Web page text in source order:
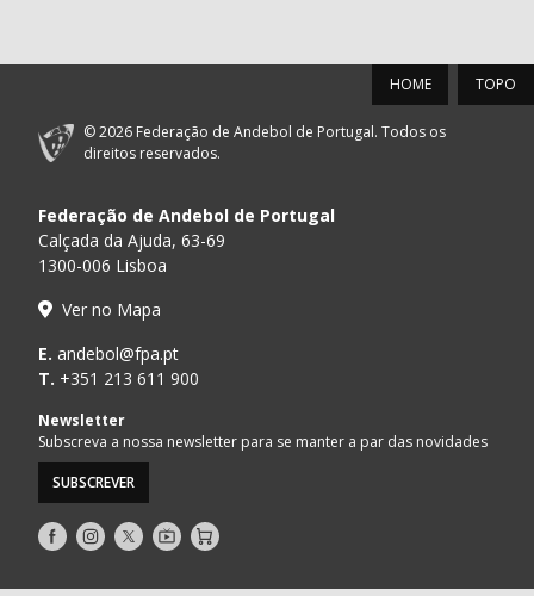
TOPO
HOME
© 2026 Federação de Andebol de Portugal. Todos os
direitos reservados.
Federação de Andebol de Portugal
Calçada da Ajuda, 63-69
1300-006 Lisboa
Ver no Mapa
E. andebol@fpa.pt
T. +351 213 611 900
Newsletter
Subscreva a nossa newsletter para se manter a par das novidades
SUBSCREVER
Siga-
nos
no
Siga-
nos
no
Siga-
nos
no
AndebolTV
Loja